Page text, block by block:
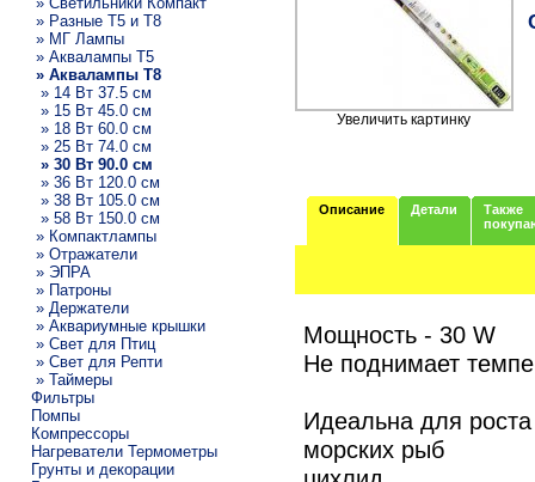
» Разные T5 и T8
» МГ Лампы
» Аквалампы T5
» Аквалампы T8
» 14 Вт 37.5 см
» 15 Вт 45.0 см
» 18 Вт 60.0 см
» 25 Вт 74.0 см
» 30 Вт 90.0 см
» 36 Вт 120.0 см
» 38 Вт 105.0 см
» 58 Вт 150.0 см
» Компактлампы
» Отражатели
» ЭПРА
» Патроны
» Держатели
» Аквариумные крышки
» Свет для Птиц
» Свет для Репти
» Таймеры
Фильтры
Помпы
Компрессоры
Нагреватели Термометры
Грунты и декорации
Увеличить картинку
Описание Детали
Также
Мощность - 30 W
Не поднимает
Идеальна для
морских рыб